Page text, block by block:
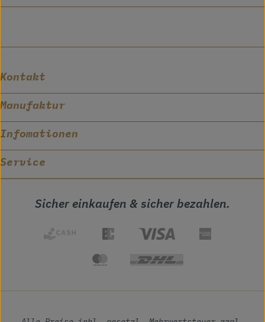
Kontakt
Manufaktur
Infomationen
Service
Sicher einkaufen & sicher bezahlen.